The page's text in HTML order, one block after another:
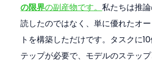
の限界の副産物です。私たちは推
読したのではなく、単に優れたオ
トを構築しただけです。タスクに
テップが必要で、モデルのステッ